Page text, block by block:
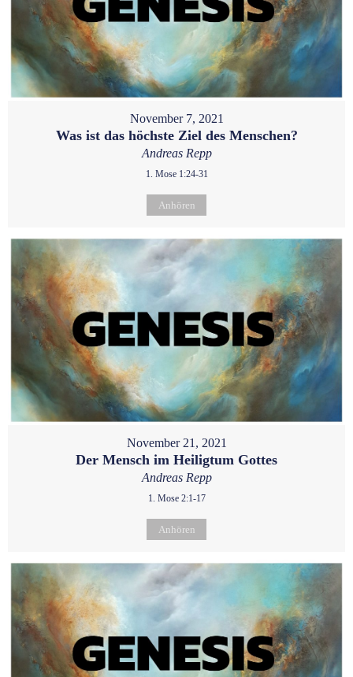
November 7, 2021
Was ist das höchste Ziel des Menschen?
Andreas Repp
1. Mose 1:24-31
Anhören
November 21, 2021
Der Mensch im Heiligtum Gottes
Andreas Repp
1. Mose 2:1-17
Anhören